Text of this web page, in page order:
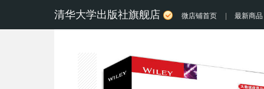
清华大学出版社旗舰店 微店铺首页 最新商品